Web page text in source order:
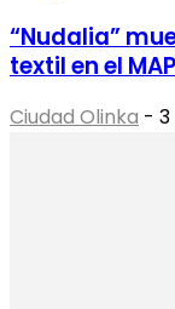
“Nudalia”
textil en el MAP
Ciudad Olinka - 3